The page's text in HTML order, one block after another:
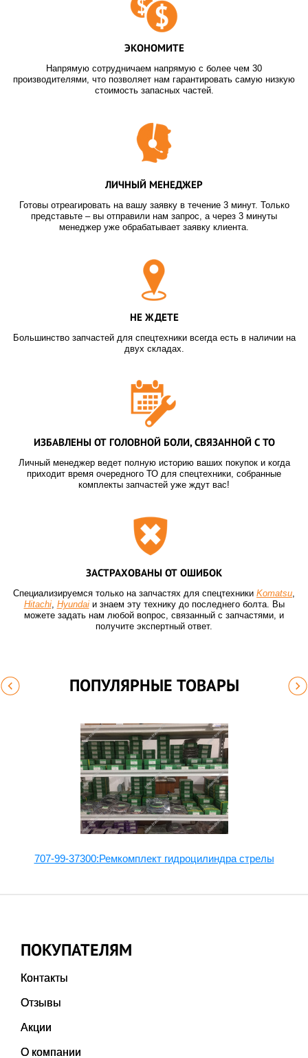
ЭКОНОМИТЕ
Напрямую сотрудничаем напрямую с более чем 30
производителями, что позволяет нам гарантировать самую низкую
стоимость запасных частей.
ЛИЧНЫЙ МЕНЕДЖЕР
Готовы отреагировать на вашу заявку в течение 3 минут. Только
представьте – вы отправили нам запрос, а через 3 минуты
менеджер уже обрабатывает заявку клиента.
НЕ ЖДЕТЕ
Большинство запчастей для спецтехники всегда есть в наличии на
двух складах.
ИЗБАВЛЕНЫ ОТ ГОЛОВНОЙ БОЛИ, СВЯЗАННОЙ С ТО
Личный менеджер ведет полную историю ваших покупок и когда
приходит время очередного ТО для спецтехники, собранные
комплекты запчастей уже ждут вас!
ЗАСТРАХОВАНЫ ОТ ОШИБОК
Специализируемся только на запчастях для спецтехники Komatsu,
Hitachi, Hyundaiи знаем эту технику до последнего болта. Вы
можете задать нам любой вопрос, связанный с запчастями, и
получите экспертный ответ.
ПОПУЛЯРНЫЕ ТОВАРЫ
707-99-37300:Ремкомплект гидроцилиндра стрелы
ПОКУПАТЕЛЯМ
Контакты
Отзывы
Акции
О компании